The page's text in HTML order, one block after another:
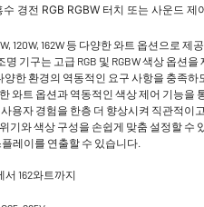
경전 RGB RGBW 터치 또는 사운드 제
120W, 162W 등 다양한 와트 옵션으로
기구는 고급 RGB 및 RGBW 색상 옵션
한 환경의 역동적인 요구 사항을 충족하
와트 옵션과 역동적인 색상 제어 기능을
용자 경험을 한층 더 향상시켜 직관적이
기와 색상 구성을 손쉽게 맞춤 설정할 수
레이를 연출할 수 있습니다.
서 162와트까지